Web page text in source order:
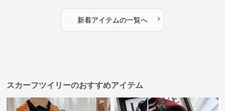
新着アイテムの一覧へ ›
スカーフツイリーのおすすめアイテム